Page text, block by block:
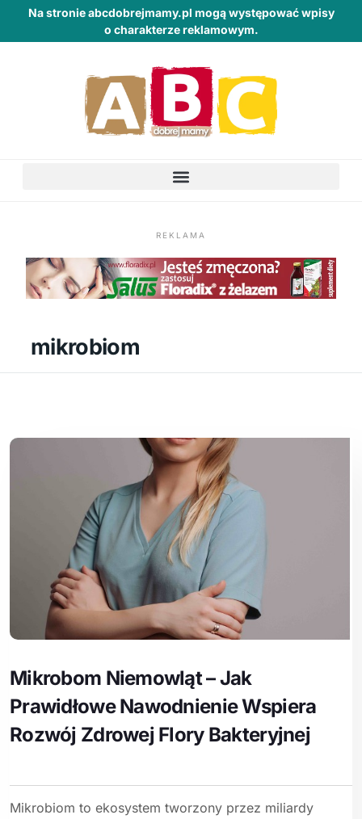
Na stronie abcdobrejmamy.pl mogą występować wpisy
o charakterze reklamowym.
REKLAMA
mikrobiom
Mikrobom Niemowląt – Jak
Prawidłowe Nawodnienie Wspiera
Rozwój Zdrowej Flory Bakteryjnej
Mikrobiom to ekosystem tworzony przez miliardy